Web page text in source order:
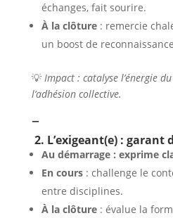
échanges, fait sourire.
À la clôture: remercie
un boost de
💡 Impact : catalyse l’énergie
l’adhésion collective.
–
2. L’exigeant(e) : garant
Au démarrage : exprime
En cours: challenge le
entre disciplines.
À la clôture: évalue la